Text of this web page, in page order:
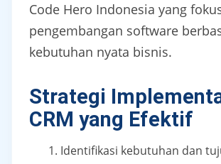
Code Hero Indonesia yang
pengembangan software
kebutuhan nyata bisnis.
Strategi
CRM yang Efektif
Identifikasi kebutuhan dan